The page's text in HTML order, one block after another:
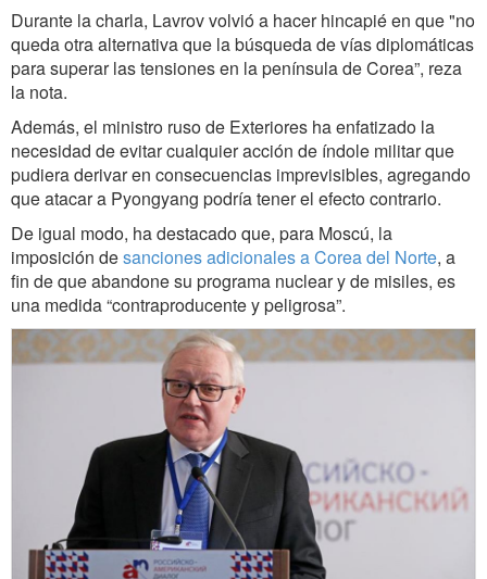
Durante la charla, Lavrov volvió a hacer hincapié en que "no
queda otra alternativa que la búsqueda de vías diplomáticas
para superar las tensiones en la península de Corea”, reza
la nota.
Además, el ministro ruso de Exteriores ha enfatizado la
necesidad de evitar cualquier acción de índole militar que
pudiera derivar en consecuencias imprevisibles, agregando
que atacar a Pyongyang podría tener el efecto contrario.
De igual modo, ha destacado que, para Moscú, la
imposición desanciones adicionales a Corea del Norte, a
fin de que abandone su programa nuclear y de misiles, es
una medida “contraproducente y peligrosa”.